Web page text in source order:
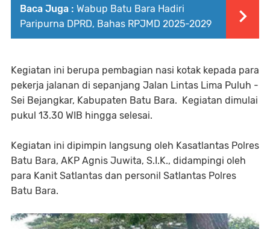
Baca Juga : Wabup Batu Bara Hadiri
Paripurna DPRD, Bahas RPJMD 2025-2029
Kegiatan ini berupa pembagian nasi kotak kepada para
pekerja jalanan di sepanjang Jalan Lintas Lima Puluh -
Sei Bejangkar, Kabupaten Batu Bara. Kegiatan dimulai
pukul 13.30 WIB hingga selesai.
Kegiatan ini dipimpin langsung oleh Kasatlantas Polres
Batu Bara, AKP Agnis Juwita, S.I.K., didampingi oleh
para Kanit Satlantas dan personil Satlantas Polres
Batu Bara.